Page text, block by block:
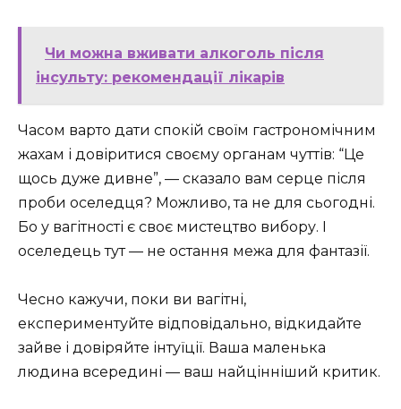
Чи можна вживати алкоголь після
інсульту: рекомендації лікарів
Часом варто дати спокій своїм гастрономічним
жахам і довіритися своєму органам чуттів: “Це
щось дуже дивне”, — сказало вам серце після
проби оселедця? Можливо, та не для сьогодні.
Бо у вагітності є своє мистецтво вибору. І
оселедець тут — не остання межа для фантазії.
Чесно кажучи, поки ви вагітні,
експериментуйте відповідально, відкидайте
зайве і довіряйте інтуїції. Ваша маленька
людина всередині — ваш найцінніший критик.